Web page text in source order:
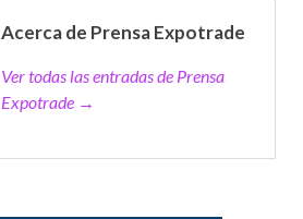
Acerca de Prensa Expotrade
Ver todas las entradas de Prensa
Expotrade →